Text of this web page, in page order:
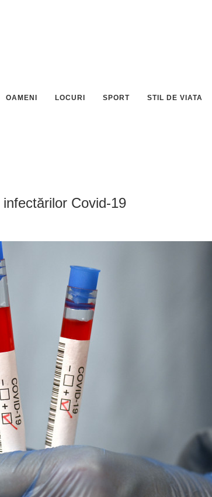
OAMENI LOCURI SPORT STIL DE VIATA
Covid-19